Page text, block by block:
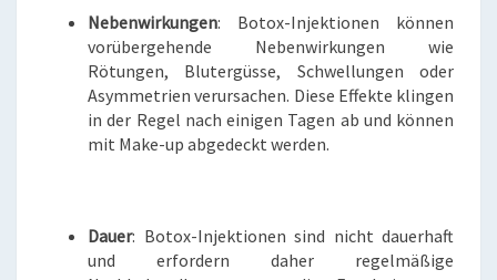
Nebenwirkungen: Botox-Injektionen können
vorübergehende Nebenwirkungen wie
Rötungen, Blutergüsse, Schwellungen oder
Asymmetrien verursachen. Diese Effekte klingen
in der Regel nach einigen Tagen ab und können
mit Make-up abgedeckt werden.
Dauer: Botox-Injektionen sind nicht dauerhaft
und erfordern daher regelmäßige